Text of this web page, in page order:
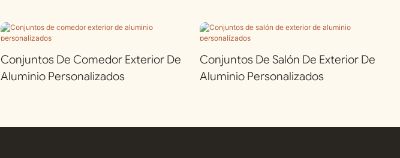
Conjuntos De Comedor Exterior De
Aluminio Personalizados
Conjuntos De Salón De Exterior De
Aluminio Personalizados